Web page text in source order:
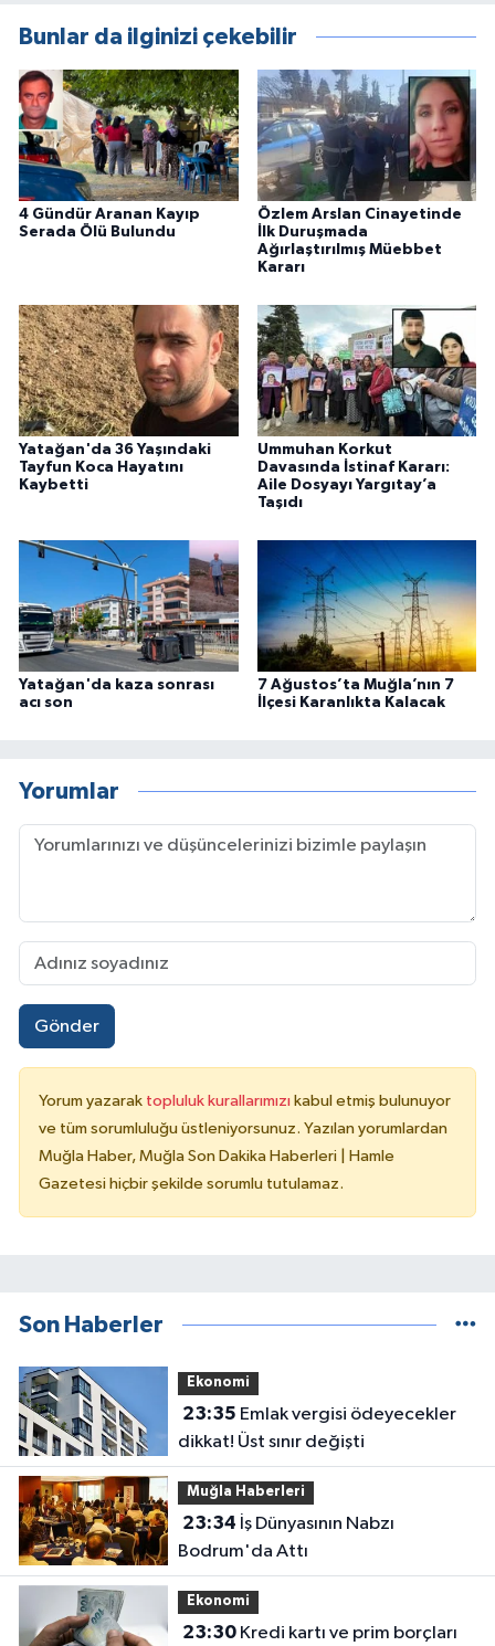
Bunlar da ilginizi çekebilir
4 Gündür Aranan Kayıp
Serada Ölü Bulundu
Özlem Arslan Cinayetinde
İlk Duruşmada
Ağırlaştırılmış Müebbet
Kararı
Yatağan'da 36 Yaşındaki
Tayfun Koca Hayatını
Kaybetti
Ummuhan Korkut
Davasında İstinaf Kararı:
Aile Dosyayı Yargıtay’a
Taşıdı
Yatağan'da kaza sonrası
acı son
7 Ağustos’ta Muğla’nın 7
İlçesi Karanlıkta Kalacak
Yorumlar
Gönder
Yorum yazarak topluluk kurallarımızı kabul etmiş bulunuyor
ve tüm sorumluluğu üstleniyorsunuz. Yazılan yorumlardan
Muğla Haber, Muğla Son Dakika Haberleri | Hamle
Gazetesi hiçbir şekilde sorumlu tutulamaz.
Son Haberler
Ekonomi
23:35
dikkat! Üst sınır değişti
Muğla Haberleri
23:34
Bodrum'da Attı
Ekonomi
23:30Kredi kartı ve prim borçları